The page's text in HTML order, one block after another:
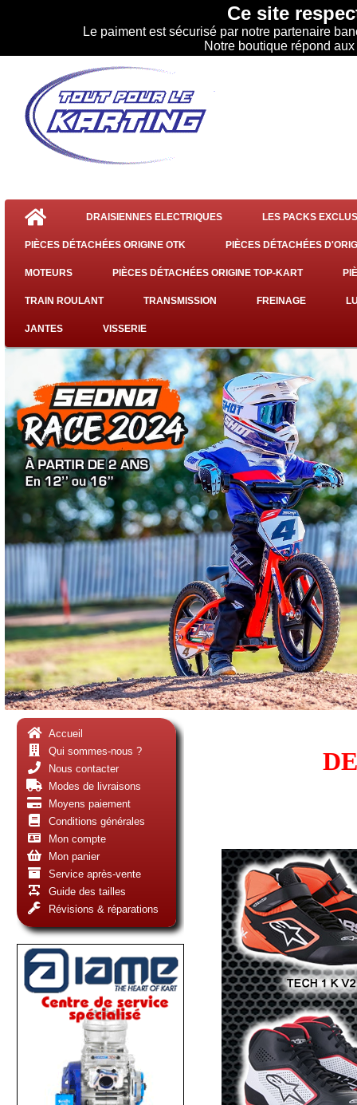
Ce site
Le paiment est sécurisé par notre partenaire
Notre boutique répond
DRAISIENNES ELECTRIQUES LES PACKS
PIÈCES DÉTACHÉES ORIGINE OTK PIÈCES DÉTACHÉES
MOTEURS PIÈCES DÉTACHÉES ORIGINE TOP-KART
TRAIN ROULANT TRANSMISSION FREINAGE
JANTES VISSERIE
Accueil
Qui sommes-nous ?
Nous contacter
Modes de livraisons
Moyens paiement
Conditions générales
Mon compte
Mon panier
Service après-vente
Guide des tailles
Révisions & réparations